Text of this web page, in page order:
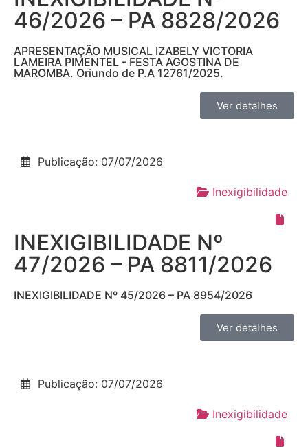
46/2026 – PA 8828/2026
APRESENTAÇÃO MUSICAL IZABELY VICTORIA
LAMEIRA PIMENTEL - FESTA AGOSTINA DE
MAROMBA. Oriundo de P.A 12761/2025.
Ver detalhes
Publicação: 07/07/2026
Inexigibilidade
INEXIGIBILIDADE Nº
47/2026 – PA 8811/2026
INEXIGIBILIDADE Nº 45/2026 – PA 8954/2026
Ver detalhes
Publicação: 07/07/2026
Inexigibilidade